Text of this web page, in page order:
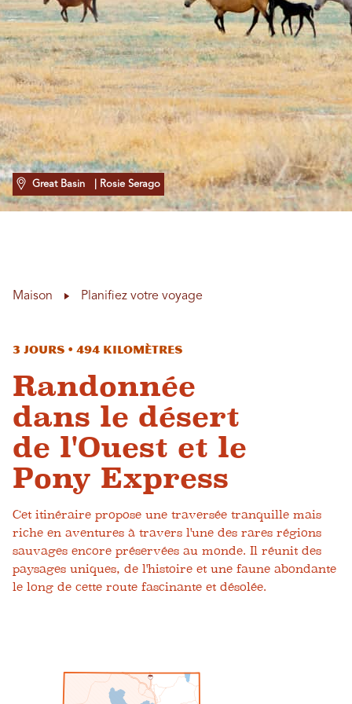
Great Basin | Rosie Serago
Maison Planifiez votre voyage
3 jours • 494 kilomètres
Randonnée
dans le désert
de l'Ouest et le
Pony Express
Cet itinéraire propose une traversée tranquille mais
riche en aventures à travers l'une des rares régions
sauvages encore préservées au monde. Il réunit des
paysages uniques, de l'histoire et une faune abondante
le long de cette route fascinante et désolée.
15